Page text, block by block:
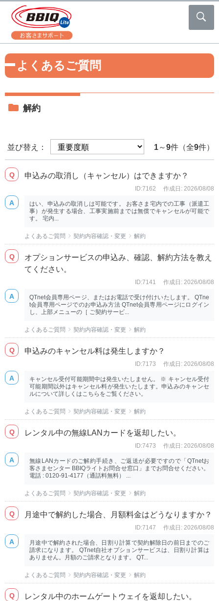
よくあるご質問
解約
並び替え： 1～9件（全9件）
申込みの取消し（キャンセル）はできますか？
ID:7162 作成日: 2026/08/08
はい、申込みの取消しは可能です。 お客さま宅内での工事（派遣工
事）が発生する場合、工事実施前までは無償でキャンセルが可能で
す。 宅内...
よくあるご質問 契約内容確認・変更 解約
オプションサービスの申込み、確認、解約方法を教え
てください。
ID:7141 作成日: 2026/08/08
QTnet会員専用ページ、またはお電話で受け付けいたします。 QTne
t会員専用ページでのお申込み方法 QTnet会員専用ページにログイン
し、上部メニューの［ ご契約サービ...
よくあるご質問 契約内容確認・変更 解約
申込みのキャンセル料は発生しますか？
ID:7173 作成日: 2026/08/08
キャンセル受付可能期間中は発生いたしません。 ※ キャンセル受付
可能期間以外はキャンセル料が発生いたします。申込みのキャンセ
ルについて詳しくはこちらをご覧ください。
よくあるご質問 契約内容確認・変更 解約
レンタル中の無線LANカードを返却したい。
ID:7473 作成日: 2026/08/08
無線LANカードのご解約手続き、ご返送が必要ですので「QTnetお
客さまセンター BBIQライトお問合せ窓口」までお問合せください。
電話 : 0120-91-4177（通話料無料） ...
よくあるご質問 契約内容確認・変更 解約
月途中で解約した場合、月額料金はどうなりますか？
ID:7147 作成日: 2026/08/08
月途中で解約された場合、日割り計算で契約解除日の前日までのご
請求になります。 QTnet自社オプションサービスは、日割り計算は
ありません。月額のご請求となります。 QT...
よくあるご質問 契約内容確認・変更 解約
レンタル中のホームゲートウェイを返却したい。